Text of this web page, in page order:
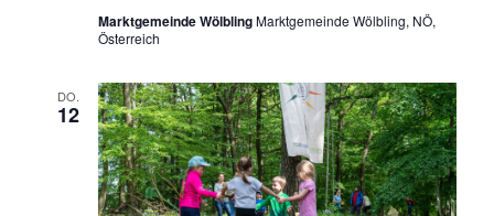
Marktgemeinde WölblingMarktgemeinde Wölbling, NÖ,
Österreich
DO.
12